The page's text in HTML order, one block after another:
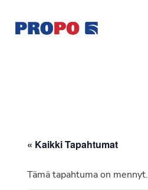
pääsisältöön
alatunnisteeseen
Ry
vuonna
« Kaikki Tapahtumat
Tämä tapahtuma on mennyt.